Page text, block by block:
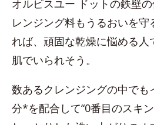
オルビスユー ドットの鉄壁
レンジング料もうるおいを守
れば、頑固な乾燥に悩める人
肌でいられそう。
数あるクレンジングの中でも
分*を配合して“0番目のスキ